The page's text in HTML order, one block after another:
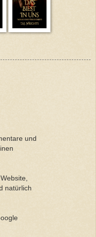
und
natürlich